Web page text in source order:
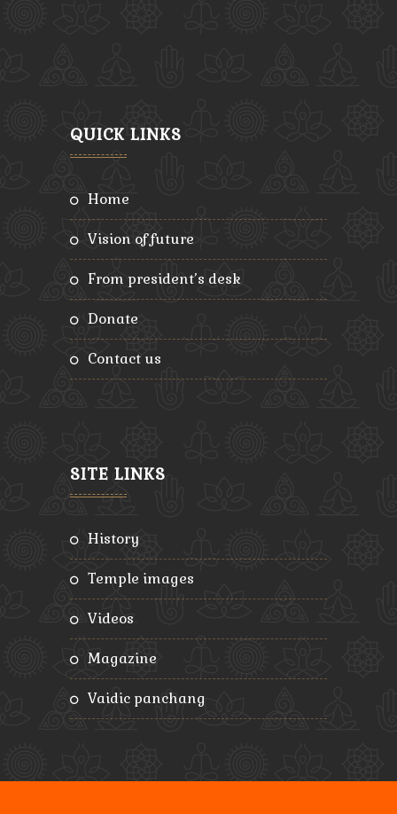
QUICK LINKS
home
vision of future
from president’s desk
donate
contact us
SITE LINKS
history
temple images
videos
magazine
vaidic panchang